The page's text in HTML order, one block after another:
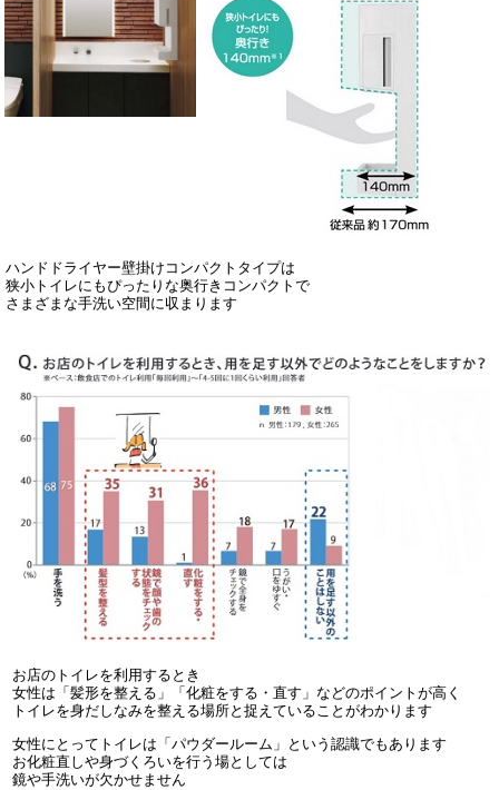
ハンドドライヤー壁掛けコンパクトタイプは
狭小トイレにもぴったりな奥行きコンパクトで
さまざまな手洗い空間に収まります
お店のトイレを利用するとき
女性は「髪形を整える」「化粧をする・直す」などのポイントが高く
トイレを身だしなみを整える場所と捉えていることがわかります
女性にとってトイレは「パウダールーム」という認識でもあります
お化粧直しや身づくろいを行う場としては
鏡や手洗いが欠かせません